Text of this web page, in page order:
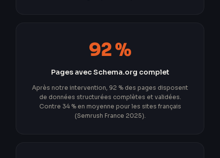
92 %
Pages avec Schema.org complet
Après notre intervention, 92 % des pages disposent
de données structurées complètes et validées.
Contre 34 % en moyenne pour les sites français
(Semrush France 2025).